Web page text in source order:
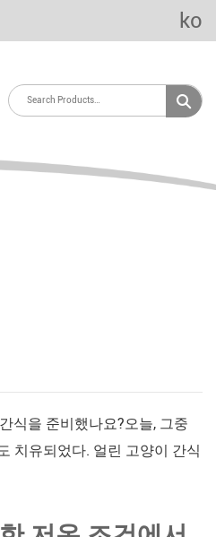
ko
식을 준비했나요?오늘, 그중
치유되었다. 얼린 고양이 간식